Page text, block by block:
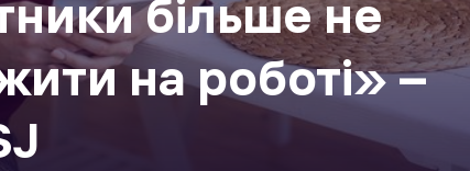
більше не
на роботі» –